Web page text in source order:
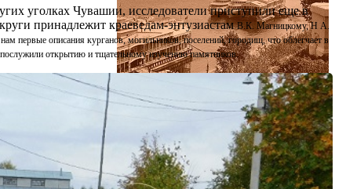
уголках Чувашии, исследователи приступили еще в
принадлежит краеведам-энтузиастамВ.К. Магницкому, Н А.
описания курганов, могильников, поселений, городищ, что облегчает в
открытию и тщательному изучению памятников.